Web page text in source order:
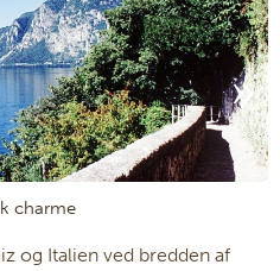
charme
og Italien ved bredden af